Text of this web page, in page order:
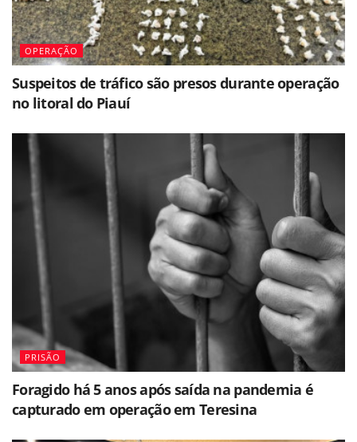
OPERAÇÃO
Suspeitos de tráfico são presos durante operação
no litoral do Piauí
PRISÃO
Foragido há 5 anos após saída na pandemia é
capturado em operação em Teresina